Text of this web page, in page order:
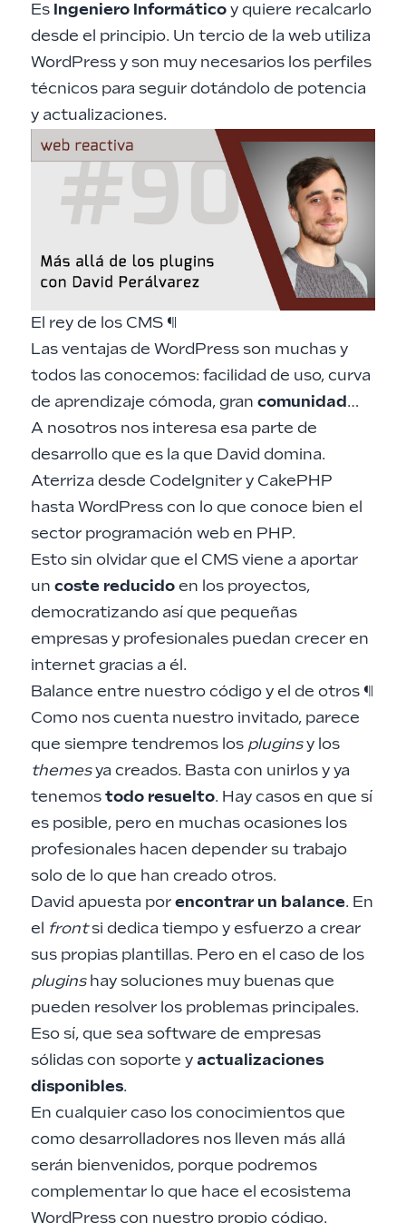
Es Ingeniero Informáticoy quiere recalcarlo
desde el principio. Un tercio de la web utiliza
WordPress y son muy necesarios los perfiles
técnicos para seguir dotándolo de potencia
y actualizaciones.
El rey de los CMS ¶
Las ventajas de WordPress son muchas y
todos las conocemos: facilidad de uso, curva
de aprendizaje cómoda, gran comunidad…
A nosotros nos interesa esa parte de
desarrollo que es la que David domina.
Aterriza desde CodeIgniter y CakePHP
hasta WordPress con lo que conoce bien el
sector programación web en PHP.
Esto sin olvidar que el CMS viene a aportar
un coste reducidoen los proyectos,
democratizando así que pequeñas
empresas y profesionales puedan crecer en
internet gracias a él.
Balance entre nuestro código y el de otros ¶
Como nos cuenta nuestro invitado, parece
que siempre tendremos los pluginsy los
themesya creados. Basta con unirlos y ya
tenemos todo resuelto. Hay casos en que sí
es posible, pero en muchas ocasiones los
profesionales hacen depender su trabajo
solo de lo que han creado otros.
David apuesta por encontrar un balance. En
el frontsi dedica tiempo y esfuerzo a crear
sus propias plantillas. Pero en el caso de los
pluginshay soluciones muy buenas que
pueden resolver los problemas principales.
Eso sí, que sea software de empresas
sólidas con soporte y actualizaciones
disponibles.
En cualquier caso los conocimientos que
como desarrolladores nos lleven más allá
serán bienvenidos, porque podremos
complementar lo que hace el ecosistema
WordPress con nuestro propio código.